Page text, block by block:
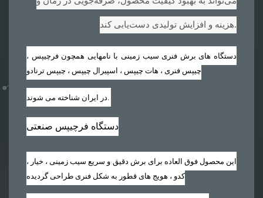
هزینه و افزایش تولیدی دست‌یابی کند.
دستگاه های برش فنری سیب زمینی با نامهایی همچون فرچیپس ،
چیپس فنری ، هات چیپس ، اسپیرال چیپس ، چیپس ترنادو
در ایران شناخته می شوند.
دستگاه فرچیپس صنعتی
این محصول فوق العاده برای برش دقیق و سریع سیب زمینی ، خیار ،
کدو ، هویج های قطور به شکل فنری طراحی گردیده